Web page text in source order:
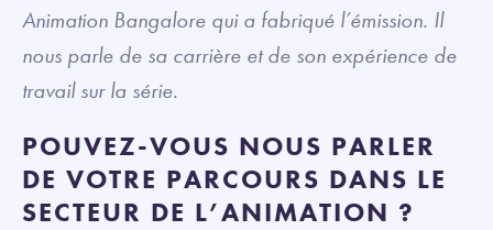
Animation Bangalore qui a fabriqué l’émission. Il
nous parle de sa carrière et de son expérience de
travail sur la série.
POUVEZ-VOUS NOUS PARLER
DE VOTRE PARCOURS DANS LE
SECTEUR DE L’ANIMATION ?